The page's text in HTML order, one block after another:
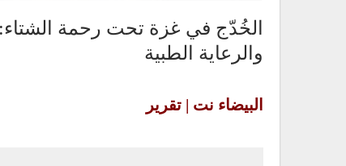
الخُدّج في غزة تحت رحمة الشتاء:
والرعاية الطبية
البيضاء نت | تقرير